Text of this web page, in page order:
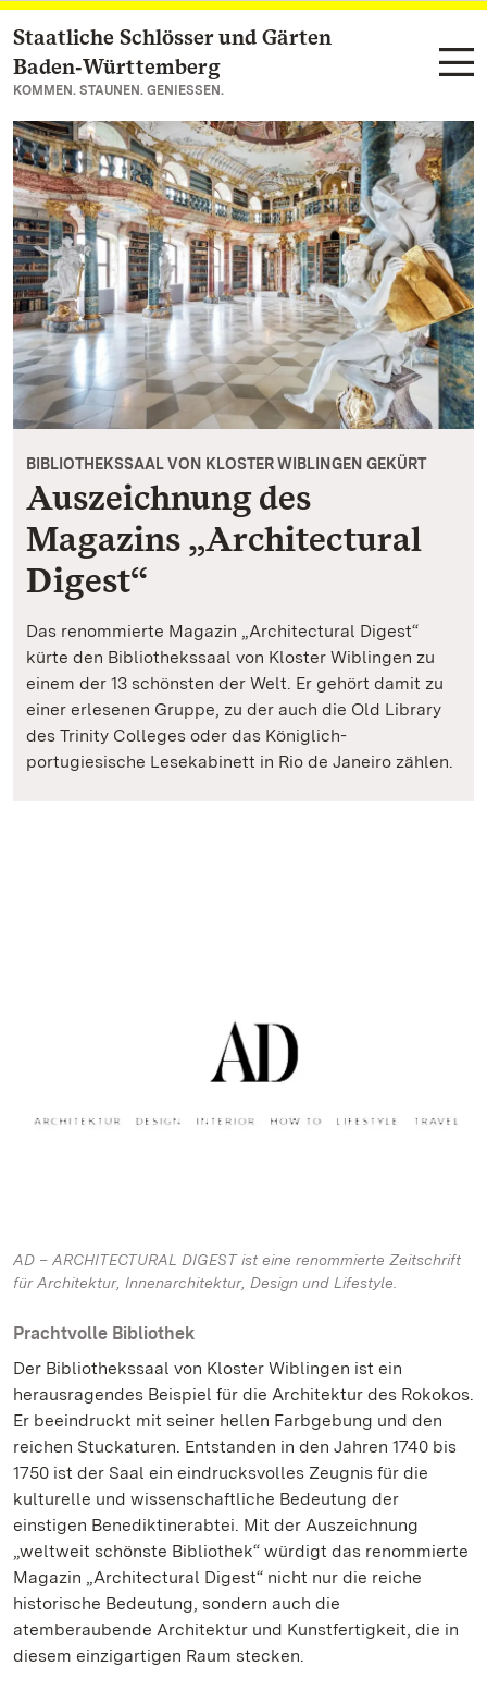
Zum Hauptinhalt springen
Staatliche Schlösser und Gärten
Baden‑Württemberg
KOMMEN. STAUNEN. GENIESSEN.
BIBLIOTHEKSSAAL VON KLOSTER WIBLINGEN GEKÜRT
Auszeichnung des
Magazins „Architectural
Digest“
Das renommierte Magazin „Architectural Digest“
kürte den Bibliothekssaal von Kloster Wiblingen zu
einem der 13 schönsten der Welt. Er gehört damit zu
einer erlesenen Gruppe, zu der auch die Old Library
des Trinity Colleges oder das Königlich-
portugiesische Lesekabinett in Rio de Janeiro zählen.
AD – ARCHITECTURAL DIGEST ist eine renommierte Zeitschrift
für Architektur, Innenarchitektur, Design und Lifestyle.
Prachtvolle Bibliothek
Der Bibliothekssaal von Kloster Wiblingen ist ein
herausragendes Beispiel für die Architektur des Rokokos.
Er beeindruckt mit seiner hellen Farbgebung und den
reichen Stuckaturen. Entstanden in den Jahren 1740 bis
1750 ist der Saal ein eindrucksvolles Zeugnis für die
kulturelle und wissenschaftliche Bedeutung der
einstigen Benediktinerabtei. Mit der Auszeichnung
„weltweit schönste Bibliothek“ würdigt das renommierte
Magazin „Architectural Digest“ nicht nur die reiche
historische Bedeutung, sondern auch die
atemberaubende Architektur und Kunstfertigkeit, die in
diesem einzigartigen Raum stecken.